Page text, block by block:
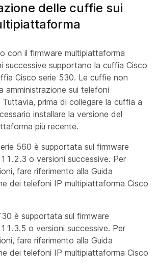
delle cuffie sui
con il firmware multipiattaforma
successive supportano la cuffia Cisco
Cisco serie 530. Le cuffie non
amministrazione sui telefoni
prima di collegare la cuffia a
installare la versione del
più recente.
560 è supportata sul firmware
o versioni successive. Per
fare riferimento alla Guida
dei telefoni IP multipiattaforma Cisco
è supportata sul firmware
o versioni successive. Per
fare riferimento alla Guida
dei telefoni IP multipiattaforma Cisco